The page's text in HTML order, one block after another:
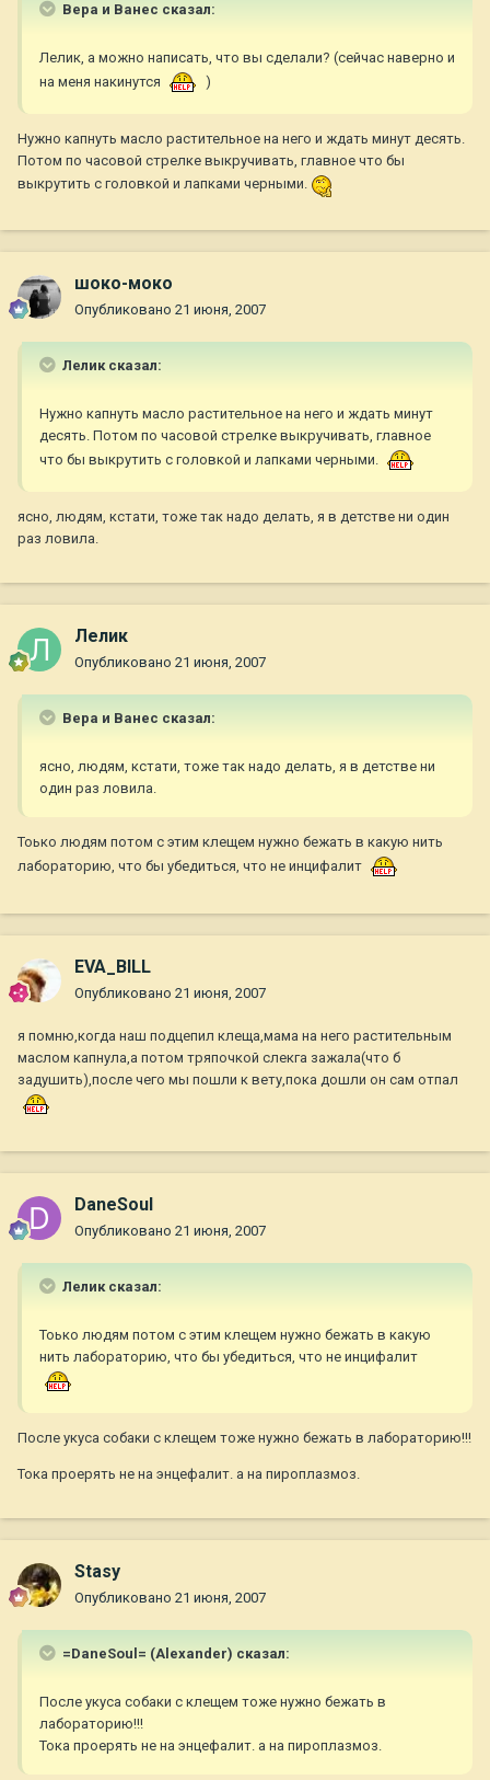
Вера и Ванес сказал:
Лелик, а можно написать, что вы сделали? (сейчас наверно и
на меня накинутся
)
Нужно капнуть масло растительное на него и ждать минут десять.
Потом по часовой стрелке выкручивать, главное что бы
выкрутить с головкой и лапками черными.
шоко-моко
Опубликовано 21 июня, 2007
Лелик сказал:
Нужно капнуть масло растительное на него и ждать минут
десять. Потом по часовой стрелке выкручивать, главное
что бы выкрутить с головкой и лапками черными.
ясно, людям, кстати, тоже так надо делать, я в детстве ни один
раз ловила.
Лелик
Опубликовано 21 июня, 2007
Вера и Ванес сказал:
ясно, людям, кстати, тоже так надо делать, я в детстве ни
один раз ловила.
Тоько людям потом с этим клещем нужно бежать в какую нить
лабораторию, что бы убедиться, что не инцифалит
EVA_BILL
Опубликовано 21 июня, 2007
я помню,когда наш подцепил клеща,мама на него растительным
маслом капнула,а потом тряпочкой слекга зажала(что б
задушить),после чего мы пошли к вету,пока дошли он сам отпал
DaneSoul
Опубликовано 21 июня, 2007
Лелик сказал:
Тоько людям потом с этим клещем нужно бежать в какую
нить лабораторию, что бы убедиться, что не инцифалит
После укуса собаки с клещем тоже нужно бежать в лабораторию!!!
Тока проерять не на энцефалит. а на пироплазмоз.
Stasy
Опубликовано 21 июня, 2007
=DaneSoul= (Alexander) сказал:
После укуса собаки с клещем тоже нужно бежать в
лабораторию!!!
Тока проерять не на энцефалит. а на пироплазмоз.